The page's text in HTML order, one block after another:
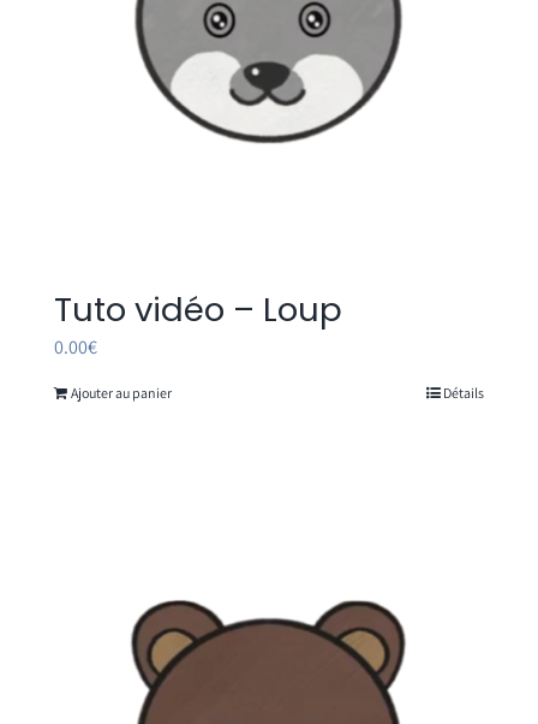
Tuto vidéo – Loup
0.00€
Ajouter au panier Détails